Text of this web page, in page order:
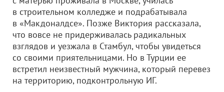
в строительном колледже и подрабатывала
в «Макдоналдсе». Позже Виктория рассказала,
что вовсе не придерживалась радикальных
взглядов и уезжала в Стамбул, чтобы увидеться
со своими приятельницами. Но в Турции ее
встретил неизвестный мужчина, который перевез
на территорию, подконтрольную ИГ.